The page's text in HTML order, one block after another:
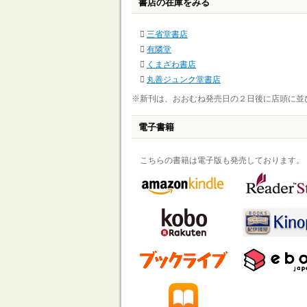
書店の在庫をみる
三省堂書店
有隣堂
くまざわ書店
丸善ジュンク堂書店
※新刊は、おおむね発売日の２日後に店頭に並
電子書籍
こちらの書籍は電子版も発売しております。